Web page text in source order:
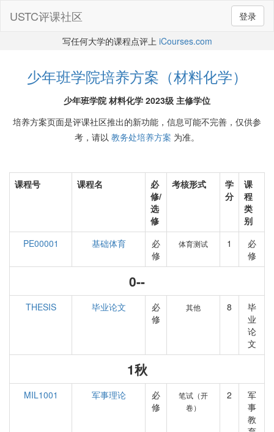
登录
USTC评课社区
写任何大学的课程点评上 iCourses.com
少年班学院培养方案（材料化学）
少年班学院 材料化学 2023级 主修学位
培养方案页面是评课社区推出的新功能，信息可能不完善，仅供参
考，请以 教务处培养方案 为准。
课程号 课程名
必
修/
选
修
考核形式
学
分
课
程
类
别
PE00001
基础体育
必
修
体育测试 1
必
修
0--
THESIS 毕业论文
必
修
其他 8
毕
业
论
文
1秋
MIL1001 军事理论
必
修
笔试（开
卷）
2
军
事
教